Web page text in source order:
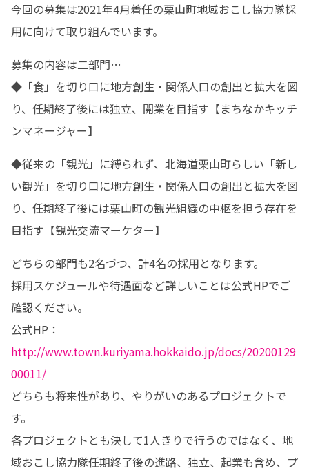
今回の募集は2021年4月着任の栗山町地域おこし協力隊採
用に向けて取り組んでいます。
募集の内容は二部門…
◆「食」を切り口に地方創生・関係人口の創出と拡大を図
り、任期終了後には独立、開業を目指す【まちなかキッチ
ンマネージャー】
◆従来の「観光」に縛られず、北海道栗山町らしい「新し
い観光」を切り口に地方創生・関係人口の創出と拡大を図
り、任期終了後には栗山町の観光組織の中枢を担う存在を
目指す【観光交流マーケター】
どちらの部門も2名づつ、計4名の採用となります。
採用スケジュールや待遇面など詳しいことは公式HPでご
確認ください。
公式HP：
http://www.town.kuriyama.hokkaido.jp/docs/20200129
00011/
どちらも将来性があり、やりがいのあるプロジェクトで
す。
各プロジェクトとも決して1人きりで行うのではなく、地
域おこし協力隊任期終了後の進路、独立、起業も含め、プ